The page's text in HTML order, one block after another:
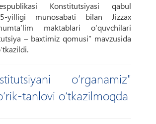
Konstitutsiyasi qabul
yilligi munosabati bilan Jizzax
maktablari o‘quvchilari
– baxtimiz qomusi” mavzusida
o‘rganamiz"
tanlovi o‘tkazilmoqda